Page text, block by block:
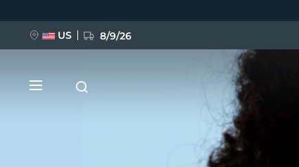
US 8/9/26